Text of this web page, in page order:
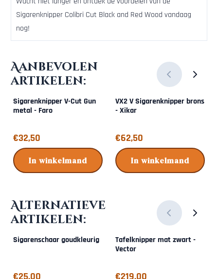
Sigarenknipper Colibri Cut Black and Red Wood vandaag
nog!
Aanbevolen
artikelen:
Sigarenknipper V-Cut Gun
metal - Faro
Prijs: 32,50
€32,50
In winkelmand
VX2 V Sigarenknipper brons
- Xikar
Prijs: 62,50
€62,50
In winkelmand
Alternatieve
artikelen:
Sigarenschaar goudkleurig
Prijs: 25,00
€25,00
Tafelknipper mat zwart -
Vector
Prijs: 219,00
€219,00